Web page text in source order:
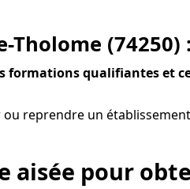
Tholome (74250) :
formations qualifiantes et
reprendre un
aisée pour